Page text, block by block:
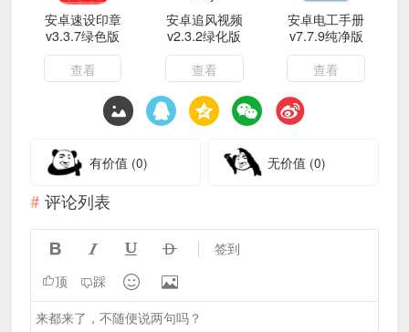
安卓速设印章
v3.3.7绿色版
查看
安卓追风视频
v2.3.2绿化版
查看
安卓电工手册
v7.7.9纯净版
查看
有价值 (0) 无价值 (0)
评论列表
    签到
顶 踩  